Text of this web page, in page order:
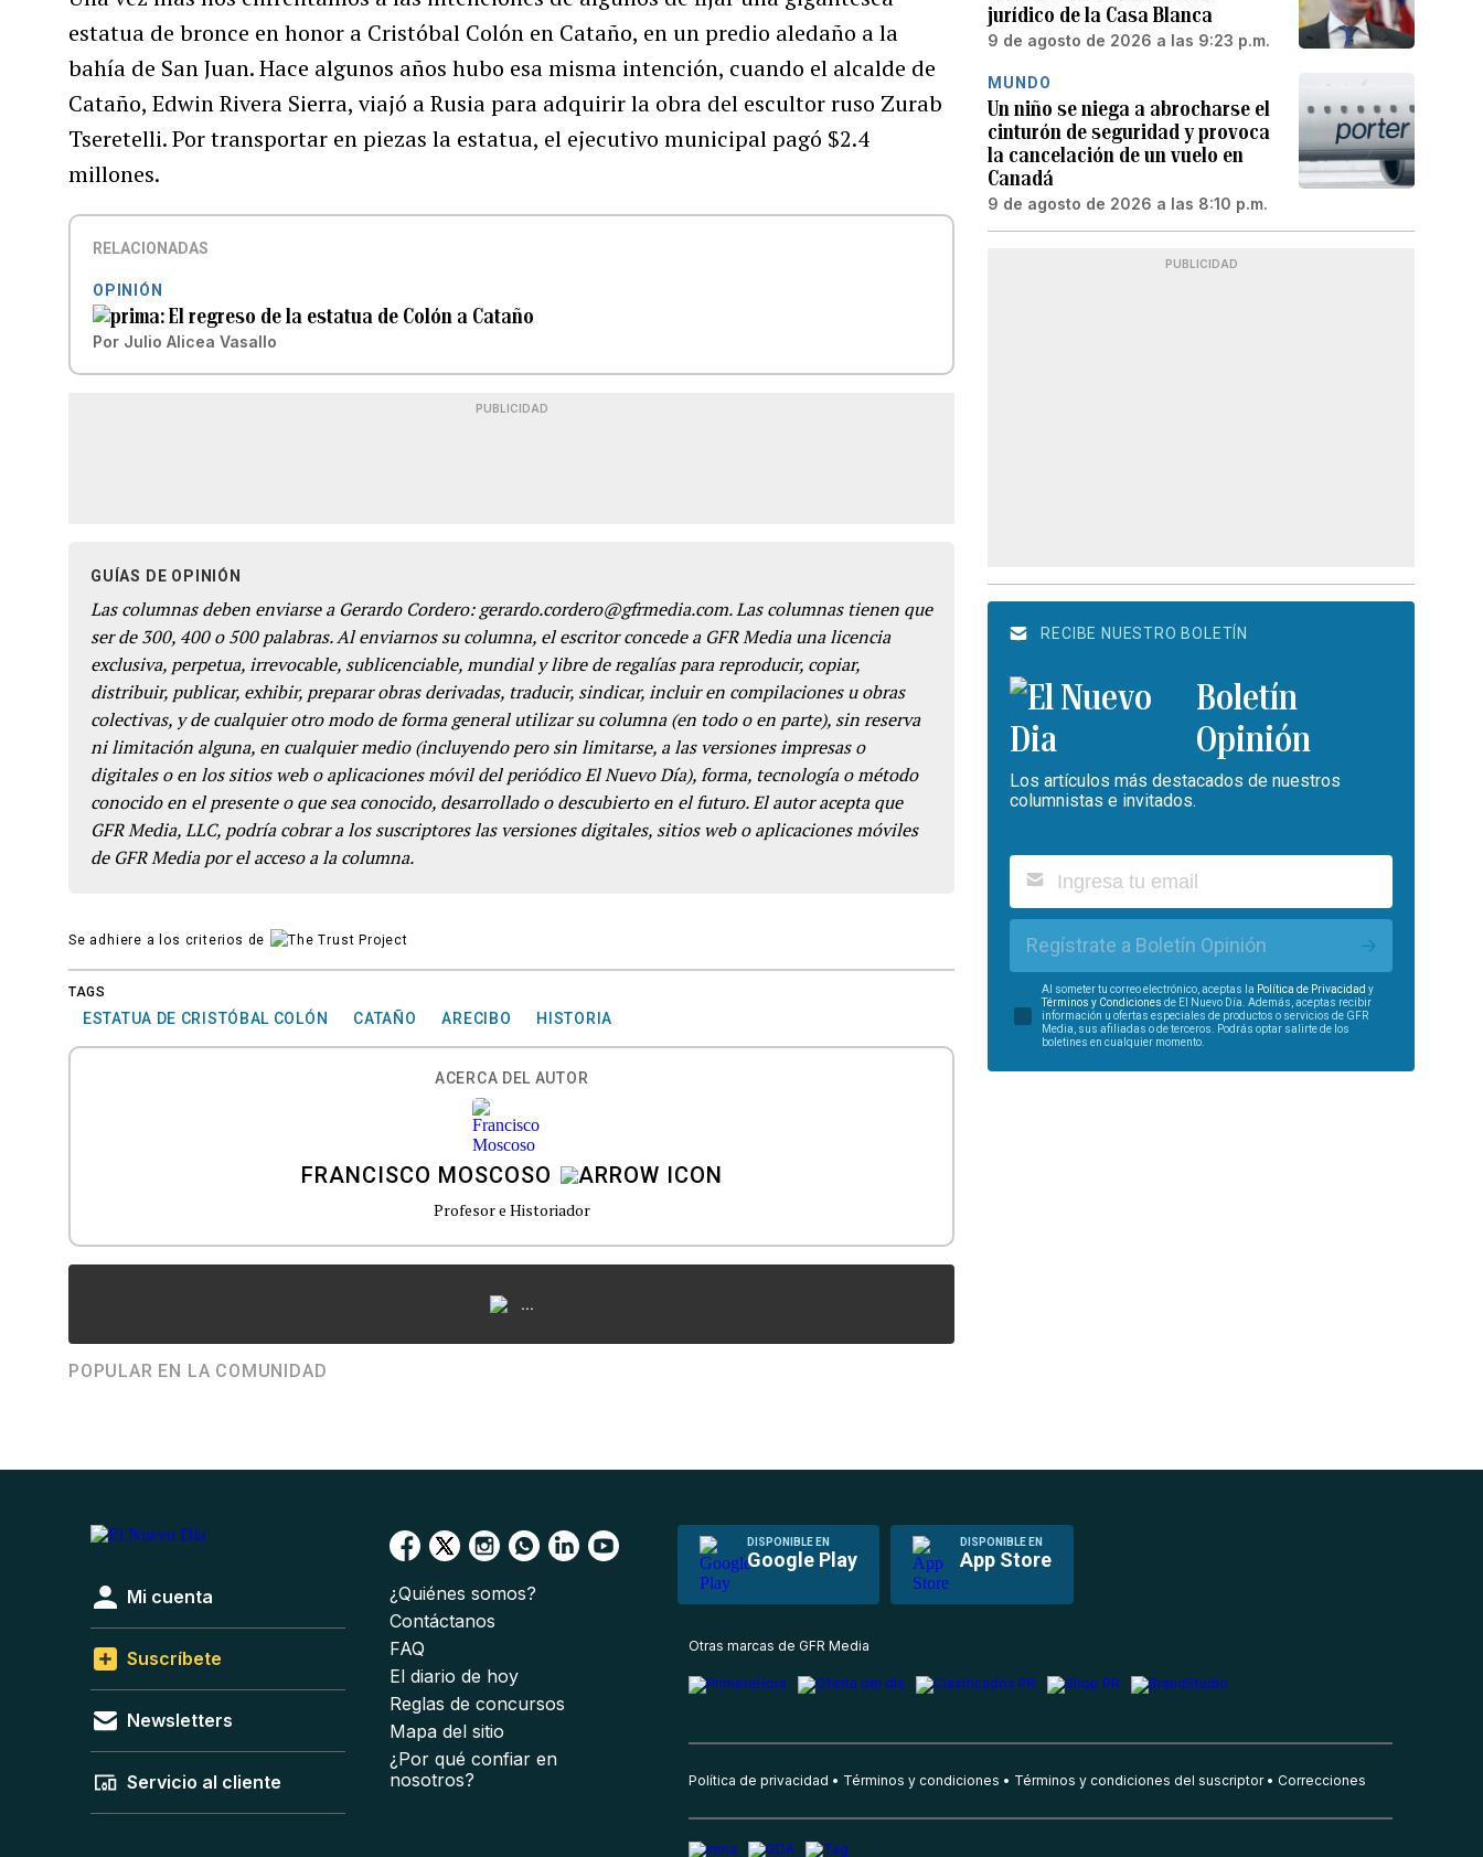
estatua de bronce en honor a Cristóbal Colón en Cataño, en un predio aledaño a la
bahía de San Juan. Hace algunos años hubo esa misma intención, cuando el alcalde de
Cataño, Edwin Rivera Sierra, viajó a Rusia para adquirir la obra del escultor ruso Zurab
Tseretelli. Por transportar en piezas la estatua, el ejecutivo municipal pagó $2.4
millones.
RELACIONADAS
OPINIÓN
El regreso de la estatua de Colón a Cataño
Por Julio Alicea Vasallo
PUBLICIDAD
GUÍAS DE OPINIÓN
Las columnas deben enviarse a Gerardo Cordero: gerardo.cordero@gfrmedia.com. Las columnas tienen que
ser de 300, 400 o 500 palabras. Al enviarnos su columna, el escritor concede a GFR Media una licencia
exclusiva, perpetua, irrevocable, sublicenciable, mundial y libre de regalías para reproducir, copiar,
distribuir, publicar, exhibir, preparar obras derivadas, traducir, sindicar, incluir en compilaciones u obras
colectivas, y de cualquier otro modo de forma general utilizar su columna (en todo o en parte), sin reserva
ni limitación alguna, en cualquier medio (incluyendo pero sin limitarse, a las versiones impresas o
digitales o en los sitios web o aplicaciones móvil del periódico El Nuevo Día), forma, tecnología o método
conocido en el presente o que sea conocido, desarrollado o descubierto en el futuro. El autor acepta que
GFR Media, LLC, podría cobrar a los suscriptores las versiones digitales, sitios web o aplicaciones móviles
de GFR Media por el acceso a la columna.
Se adhiere a los criterios de
TAGS
ESTATUA DE CRISTÓBAL COLÓN CATAÑO ARECIBO HISTORIA
ACERCA DEL AUTOR
FRANCISCO MOSCOSO
Profesor e Historiador
...
POPULAR EN LA COMUNIDAD
jurídico de la Casa Blanca
9 de agosto de 2026 a las 9:23 p.m.
MUNDO
Un niño se niega a abrocharse el
cinturón de seguridad y provoca
la cancelación de un vuelo en
Canadá
9 de agosto de 2026 a las 8:10 p.m.
PUBLICIDAD
RECIBE NUESTRO BOLETÍN
Boletín
Opinión
Los artículos más destacados de nuestros
columnistas e invitados.
Regístrate a Boletín Opinión
Al someter tu correo electrónico, aceptas la Política de Privacidad y
Términos y Condiciones de El Nuevo Día. Además, aceptas recibir
información u ofertas especiales de productos o servicios de GFR
Media, sus afiliadas o de terceros. Podrás optar salirte de los
boletines en cualquier momento.
DISPONIBLE EN
Google Play
DISPONIBLE EN
App Store
Mi cuenta
Suscríbete
Newsletters
Servicio al cliente
¿Quiénes somos?
Contáctanos
FAQ
El diario de hoy
Reglas de concursos
Mapa del sitio
¿Por qué confiar en
nosotros?
Otras marcas de GFR Media
Política de privacidad Términos y condiciones Términos y condiciones del suscriptor Correcciones